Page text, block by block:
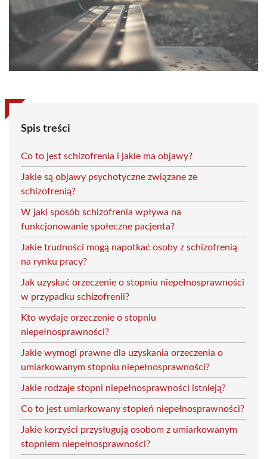
Spis treści
Co to jest schizofrenia i jakie ma objawy?
Jakie są objawy psychotyczne związane ze
schizofrenią?
W jaki sposób schizofrenia wpływa na
funkcjonowanie społeczne pacjenta?
Jakie trudności mogą napotkać osoby z schizofrenią
na rynku pracy?
Jak uzyskać orzeczenie o stopniu niepełnosprawności
w przypadku schizofrenii?
Kto wydaje orzeczenie o stopniu
niepełnosprawności?
Jakie wymogi prawne dla uzyskania orzeczenia o
umiarkowanym stopniu niepełnosprawności?
Jakie rodzaje stopni niepełnosprawności istnieją?
Co to jest umiarkowany stopień niepełnosprawności?
Jakie korzyści przysługują osobom z umiarkowanym
stopniem niepełnosprawności?